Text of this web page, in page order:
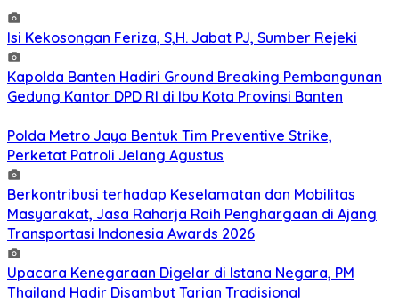
Isi Kekosongan Feriza, S,H. Jabat PJ, Sumber Rejeki
Kapolda Banten Hadiri Ground Breaking Pembangunan
Gedung Kantor DPD RI di Ibu Kota Provinsi Banten
Polda Metro Jaya Bentuk Tim Preventive Strike,
Perketat Patroli Jelang Agustus
Berkontribusi terhadap Keselamatan dan Mobilitas
Masyarakat, Jasa Raharja Raih Penghargaan di Ajang
Transportasi Indonesia Awards 2026
Upacara Kenegaraan Digelar di Istana Negara, PM
Thailand Hadir Disambut Tarian Tradisional